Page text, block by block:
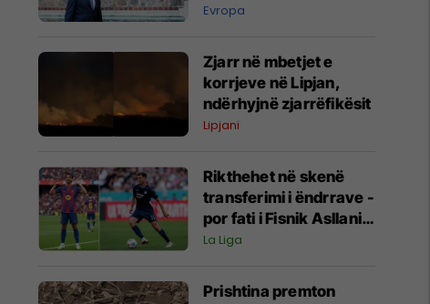
Evropa
Zjarr në mbetjet e
korrjeve në Lipjan,
ndërhyjnë zjarrëfikësit
Lipjani
Rikthehet në skenë
transferimi i ëndrrave -
por fati i Fisnik Asllanit
vazhdon të varet nga
La Liga
Prishtina premton